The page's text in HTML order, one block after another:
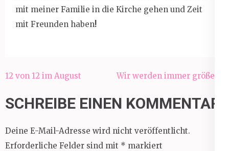
mit meiner Familie in die Kirche gehen und Zeit
mit Freunden haben!
Beitragsnavigation
12 von 12 im August Wir werden immer größer…
SCHREIBE EINEN KOMMENTAR
Deine E-Mail-Adresse wird nicht veröffentlicht.
Erforderliche Felder sind mit * markiert